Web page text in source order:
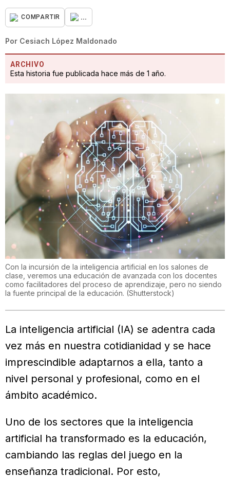
COMPARTIR ...
Por Cesiach López Maldonado
ARCHIVO
Esta historia fue publicada hace más de 1 año.
Con la incursión de la inteligencia artificial en los salones de
clase, veremos una educación de avanzada con los docentes
como facilitadores del proceso de aprendizaje, pero no siendo
la fuente principal de la educación. (Shutterstock)
La inteligencia artificial (IA) se adentra cada
vez más en nuestra cotidianidad y se hace
imprescindible adaptarnos a ella, tanto a
nivel personal y profesional, como en el
ámbito académico.
Uno de los sectores que la inteligencia
artificial ha transformado es la educación,
cambiando las reglas del juego en la
enseñanza tradicional. Por esto,